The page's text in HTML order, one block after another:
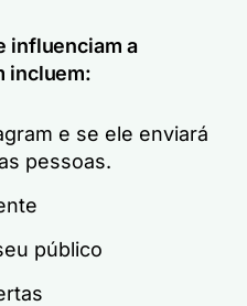
influenciam a
incluem:
e se ele enviará
pessoas.
público